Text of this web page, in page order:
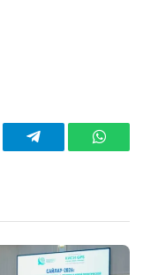
Telegram WhatsApp